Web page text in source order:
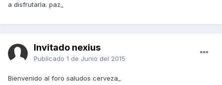
a disfrutarla. paz_
Invitado nexius
Publicado 1 de Junio del 2015
Bienvenido al foro saludos cerveza_